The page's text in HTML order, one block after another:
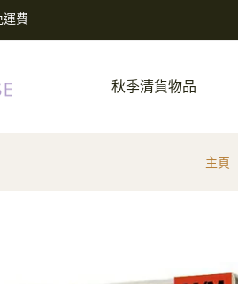
費
秋季清貨物品
主頁